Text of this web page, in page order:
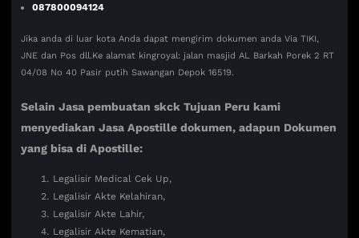
087800094124
Jika anda di luar kota Anda dapat mengirim dokumen anda Via TIKI,
JNE dan Pos dll.Ke alamat kingroyal: jalan masjid AL Barkah Porek 2 RT
04/08 No 40 Pasir putih Sawangan Depok 16519.
Selain Jasa pembuatan skck Tujuan Peru kami
menyediakan Jasa Apostille dokumen, adapun Dokumen
yang bisa di Apostille:
Legalisir Medical Cek Up,
Legalisir Akte Kelahiran,
Legalisir Akte Lahir,
Legalisir Akte Kematian,